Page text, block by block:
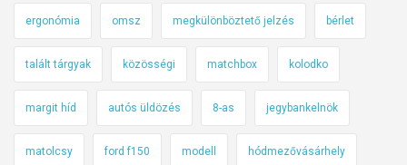
ergonómia omsz megkülönböztető jelzés bérlet
talált tárgyak közösségi matchbox kolodko
margit híd autós üldözés 8-as jegybankelnök
matolcsy ford f150 modell hódmezővásárhely